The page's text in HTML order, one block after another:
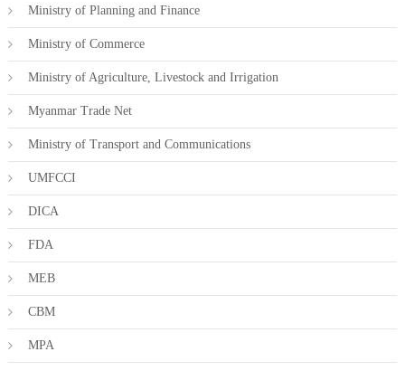
Ministry of Planning and Finance
Ministry of Commerce
Ministry of Agriculture, Livestock and Irrigation
Myanmar Trade Net
Ministry of Transport and Communications
UMFCCI
DICA
FDA
MEB
CBM
MPA